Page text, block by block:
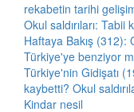
rekabetin tarihi
Okul saldırıları: Tabii
Haftaya Bakış (312):
Türkiye'ye benziyor
Türkiye'nin Gidişatı
kaybetti? Okul
Kindar nesil